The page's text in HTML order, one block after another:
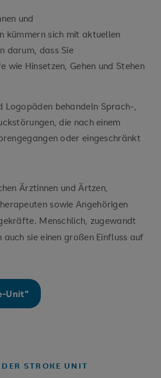
und
kümmern sich mit aktuellen
darum, dass Sie
wie Hinsetzen, Gehen und Stehen
Logopäden behandeln Sprach-,
die nach einem
oder eingeschränkt
Ärztinnen und Ärtzen,
sowie Angehörigen
Menschlich, zugewandt
sie einen großen Einfluss auf
Unit"
STROKE UNIT